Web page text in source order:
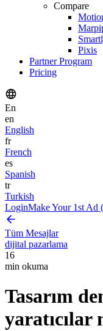
Compare
Pixis
Partner Program
Pricing
En
en
English
fr
French
es
Spanish
tr
Turkish
LoginMake Your 1st Ad
Tüm Mesajlar
dijital pazarlama
16
min okuma
Tasarım
yaratıcılar